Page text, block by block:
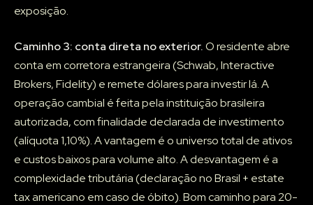
exposição.
Caminho 3: conta direta no exterior.O residente abre
conta em corretora estrangeira (Schwab, Interactive
Brokers, Fidelity) e remete dólares para investir lá. A
operação cambial é feita pela instituição brasileira
autorizada, com finalidade declarada de investimento
(alíquota 1,10%). A vantagem é o universo total de ativos
e custos baixos para volume alto. A desvantagem é a
complexidade tributária (declaração no Brasil + estate
tax americano em caso de óbito). Bom caminho para 20-